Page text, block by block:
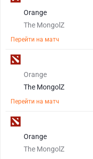
Orange
The MongolZ
Перейти на матч
Orange
The MongolZ
Перейти на матч
Orange
The MongolZ